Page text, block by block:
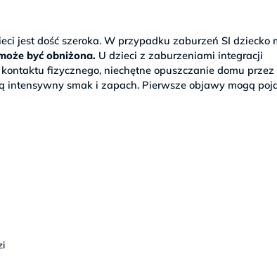
jest dość szeroka. W przypadku zaburzeń SI dziecko
być obniżona. U dzieci z zaburzeniami integracji
fizycznego, niechętne opuszczanie domu przez
intensywny smak i zapach. Pierwsze objawy mogą